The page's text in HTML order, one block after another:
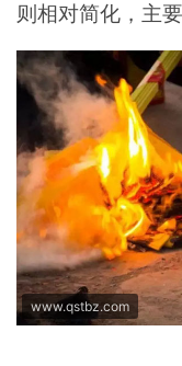
则相对简化，主
www.qstbz.com